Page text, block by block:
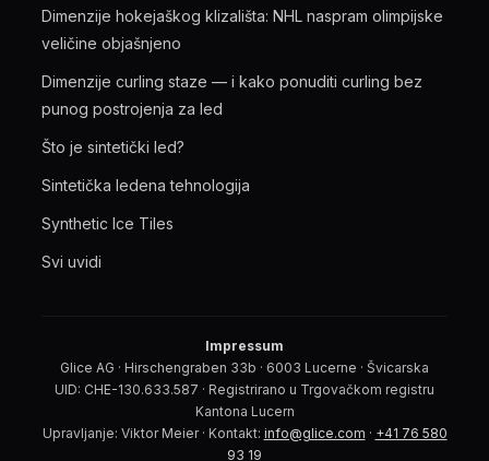
Dimenzije hokejaškog klizališta: NHL naspram olimpijske
veličine objašnjeno
Dimenzije curling staze — i kako ponuditi curling bez
punog postrojenja za led
Što je sintetički led?
Sintetička ledena tehnologija
Synthetic Ice Tiles
Svi uvidi
Impressum
Glice AG · Hirschengraben 33b · 6003 Lucerne · Švicarska
UID: CHE-130.633.587 · Registrirano u Trgovačkom registru
Kantona Lucern
Upravljanje: Viktor Meier · Kontakt: info@glice.com · +41 76 580
93 19